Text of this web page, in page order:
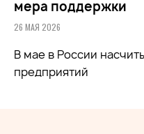
мера поддержки
26 МАЯ 2026
В мае в России
предприятий